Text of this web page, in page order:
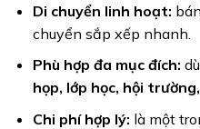
Di chuyển linh hoạt:
chuyển sắp xếp nhanh.
Phù hợp đa mục đích:
họp, lớp học, hội
Chi phí hợp lý: là một